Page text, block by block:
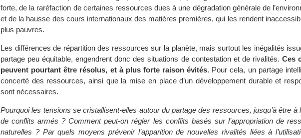
forte, de la raréfaction de certaines ressources dues à une dégradation générale de
et de la hausse des cours internationaux des matières premières, qui les rendent
plus pauvres.
Les différences de répartition des ressources sur la planète, mais surtout les inégalités
partage peu équitable, engendrent donc des situations de contestation et de rivalités. Ces
peuvent pourtant être résolus, et à plus forte raison évités. Pour cela, un partage
concerté des ressources, ainsi que la mise en place d’un développement durable et
sont nécessaires.
Pourquoi les tensions se cristallisent-elles autour du partage des ressources, jusqu’à être à
de conflits armés ? Comment peut-on régler les conflits basés sur l’appropriation de
naturelles ? Par quels moyens prévenir l’apparition de nouvelles rivalités liées à